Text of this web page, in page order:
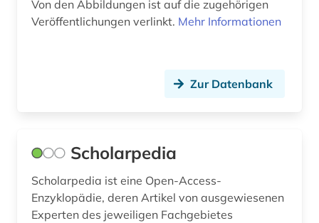
Von den Abbildungen ist auf die zugehörigen
Veröffentlichungen verlinkt. Mehr Informationen
Zur Datenbank
Scholarpedia
Scholarpedia ist eine Open-Access-
Enzyklopädie, deren Artikel von ausgewiesenen
Experten des jeweiligen Fachgebietes